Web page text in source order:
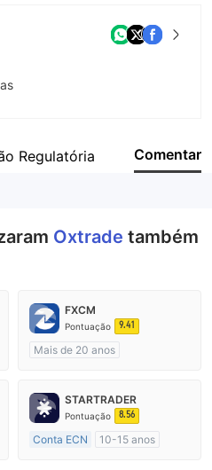
Regulatória Comentar
Oxtrade também
FXCM
Pontuação 9.41
Mais de 20 anos
Market Marketing (MM)
Etiqueta principal MT4
STARTRADER
Pontuação 8.56
Conta ECN
10-15 anos